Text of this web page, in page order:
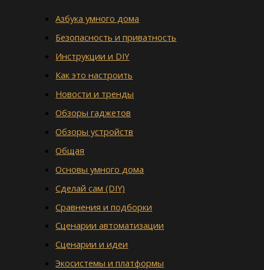
Азбука умного дома
Безопасность и приватность
Инструкции и DIY
Как это настроить
Новости и тренды
Обзоры гаджетов
Обзоры устройств
Общая
Основы умного дома
Сделай сам (DIY)
Сравнения и подборки
Сценарии автоматизации
Сценарии и идеи
Экосистемы и платформы